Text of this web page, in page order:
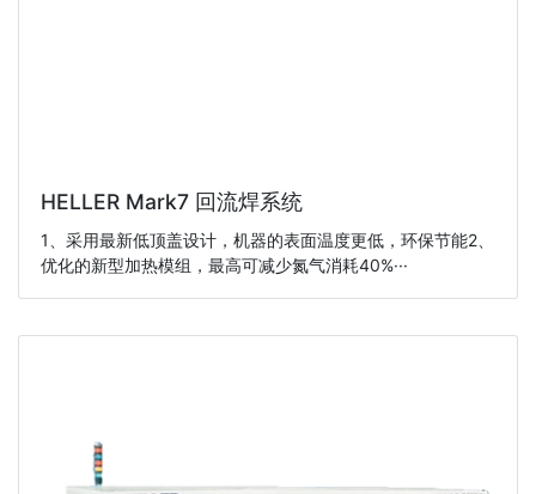
HELLER Mark7 回流焊系统
1、采用最新低顶盖设计，机器的表面温度更低，环保节能2、
优化的新型加热模组，最高可减少氮气消耗40%···